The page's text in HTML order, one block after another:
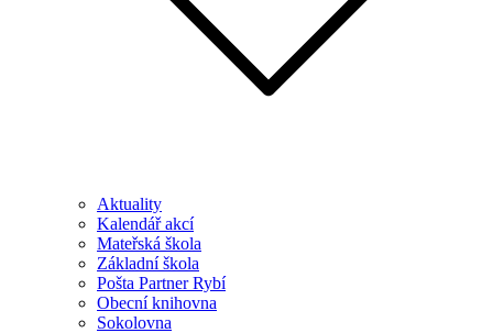
Aktuality
Kalendář akcí
Mateřská škola
Základní škola
Pošta Partner Rybí
Obecní knihovna
Sokolovna